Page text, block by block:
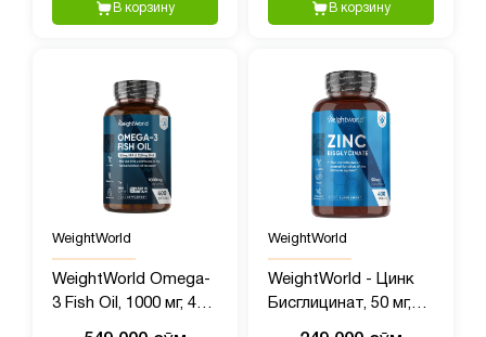
В корзину В корзину
WeightWorld
WeightWorld Omega-
3 Fish Oil, 1000 мг, 400
WeightWorld
WeightWorld - Цинк
Бисглицинат, 50 мг,